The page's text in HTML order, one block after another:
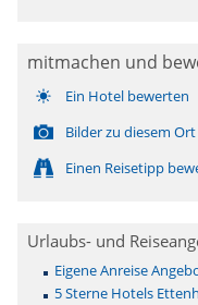
mitmachen und
Ein Hotel bewerten
Bilder zu diesem
Einen Reisetipp
Urlaubs- und
Eigene Anreise
5 Sterne Hotels